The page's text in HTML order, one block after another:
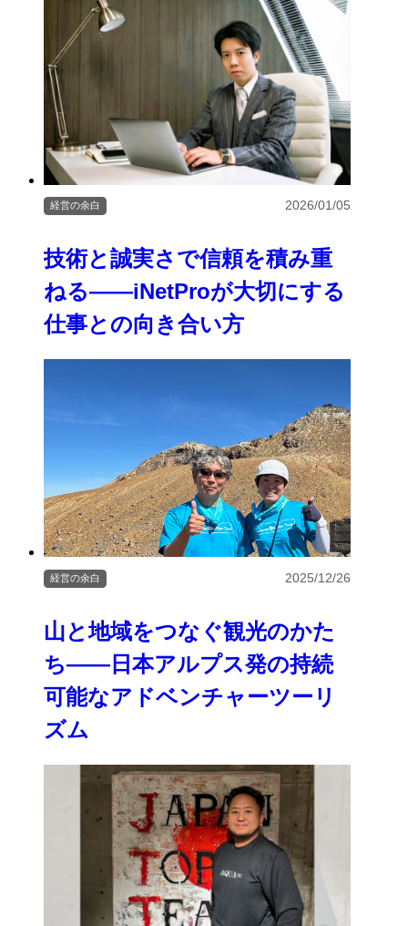
技術と誠実さで信頼を積み重
ねる――iNetProが大切にする
仕事との向き合い方
経営の余白 2026/01/05
山と地域をつなぐ観光のかた
ち――日本アルプス発の持続
可能なアドベンチャーツーリ
ズム
経営の余白 2025/12/26